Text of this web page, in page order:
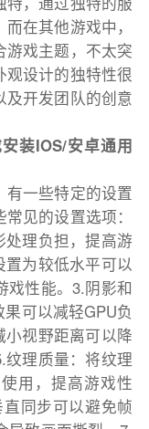
在其他游戏中，
游戏主题，不太突
观设计的独特性很
及开发团队的创意
装IOS/安卓通用
有一些特定的设置
见的设置选项：
理负担，提高游
为较低水平可以
戏性能。3.阴影和
可以减轻GPU负
视野距离可以降
理质量：将纹理
用，提高游戏性
同步可以避免帧